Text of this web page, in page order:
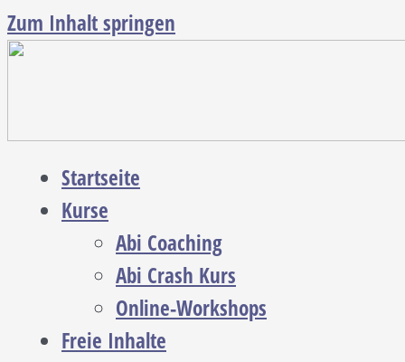
Zum Inhalt springen
Startseite
Kurse
Abi Coaching
Abi Crash Kurs
Online-Workshops
Freie Inhalte